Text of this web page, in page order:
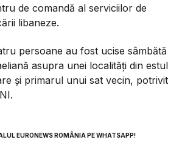
de comandă al serviciilor de
libaneze.
persoane au fost ucise sâmbătă
asupra unei localităţi din estul
şi primarul unui sat vecin, potrivit
EURONEWS ROMÂNIA PE WHATSAPP!